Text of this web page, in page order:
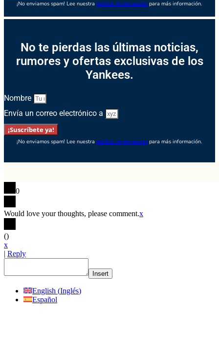
¡No enviamos spam! Lee nuestra política de privacidad para más información.
No te pierdas las últimas noticias,
rumores y ofertas exclusivas de los
Yankees.
Nombre
Envía un correo electrónico a
¡Suscríbete ya!
¡No enviamos spam! Lee nuestra política de privacidad para más información.
0
Would love your thoughts, please comment.x
()
x
| Reply
Insert
English (Inglés)
Español